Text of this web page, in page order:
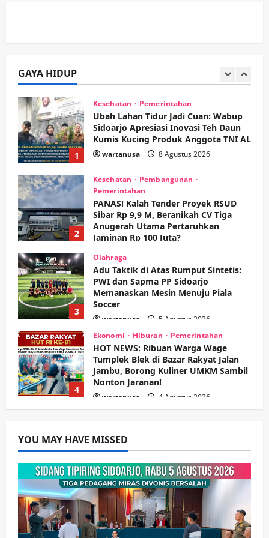
GAYA HIDUP
5
1
Kesehatan Pemerintahan
Ubah Lahan Tidur Jadi Cuan: Wabup
Sidoarjo Apresiasi Inovasi Teh Daun
Kumis Kucing Produk Anggota TNI AL
wartanusa 8 Agustus 2026
2
Kesehatan
Pembangunan
Pemerintahan
PANAS! Kalah Tender Proyek RSUD
Sibar Rp 9,9 M, Beranikah CV Tiga
Anugerah Utama Pertaruhkan
Jaminan Rp 100 Juta?
wartanusa
3
Olahraga
Adu Taktik di Atas Rumput Sintetis:
PWI dan Sapma PP Sidoarjo
Memanaskan Mesin Menuju Piala
Soccer
wartanusa 5 Agustus 2026
4
Ekonomi Hiburan Pemerintahan
HOT NEWS: Ribuan Warga Wage
Tumplek Blek di Bazar Rakyat Jalan
Jambu, Borong Kuliner UMKM Sambil
Nonton Jaranan!
wartanusa 4 Agustus 2026
5
Sinergi Permudah Perizinan, Wakaf,
hingga Hibah
wartanusa 4 Agustus 2026
Kesehatan Pemerintahan
Ubah Lahan Tidur Jadi Cuan: Wabup
Sidoarjo Apresiasi Inovasi Teh Daun
Kumis Kucing Produk Anggota TNI AL
YOU MAY HAVE MISSED